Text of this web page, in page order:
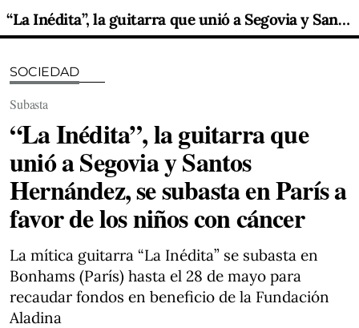
“La Inédita”, la guitarra que unió a Segovia y Santos Hernández, se subasta en París a favor de los niños con cáncer
SOCIEDAD
Subasta
“La Inédita”, la guitarra que
unió a Segovia y Santos
Hernández, se subasta en París a
favor de los niños con cáncer
La mítica guitarra “La Inédita” se subasta en
Bonhams (París) hasta el 28 de mayo para
recaudar fondos en beneficio de la Fundación
Aladina